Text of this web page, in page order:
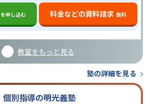
を申し込む 料金などの資料請求 無料
教室をもっと見る
塾の詳細を見る
個別指導の明光義塾